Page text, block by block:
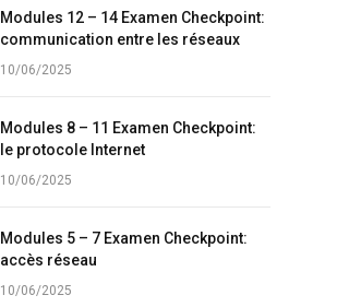
Modules 12 – 14 Examen Checkpoint:
communication entre les réseaux
10/06/2025
Modules 8 – 11 Examen Checkpoint:
le protocole Internet
10/06/2025
Modules 5 – 7 Examen Checkpoint:
accès réseau
10/06/2025